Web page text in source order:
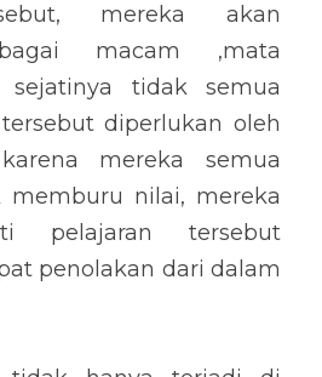
mereka akan
macam ,mata
sejatinya tidak semua
diperlukan oleh
mereka semua
memburu nilai, mereka
pelajaran tersebut
penolakan dari dalam